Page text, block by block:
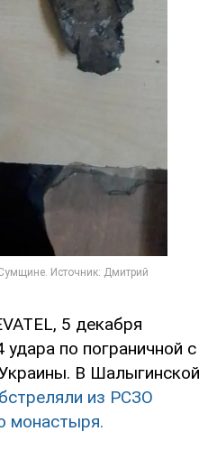
5 декабря
по пограничной с
В Шалыгинской
из РСЗО
монастыря.